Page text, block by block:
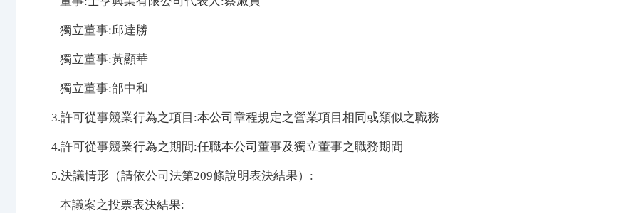
獨立董事:邱達勝
獨立董事:黃顯華
獨立董事:邰中和
3.許可從事競業行為之項目:本公司章程規定之營業項目相同或類似之職務
4.許可從事競業行為之期間:任職本公司董事及獨立董事之職務期間
5.決議情形（請依公司法第209條說明表決結果）:
本議案之投票表決結果: